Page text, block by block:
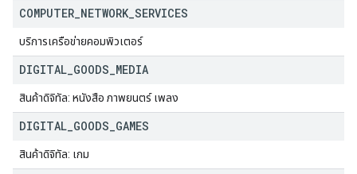
COMPUTER NETWORK SERVICES
บริการเครือข่ายคอมพิวเตอร์
DIGITAL GOODS MEDIA
สินค้าดิจิทัล: หนังสือ ภาพยนตร์ เพลง
DIGITAL GOODS GAMES
สินค้าดิจิทัล: เกม